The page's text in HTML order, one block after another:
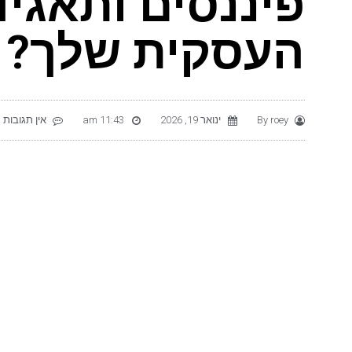
העסקית שלך?
By roey ינואר 19, 2026 11:43 am אין תגובות